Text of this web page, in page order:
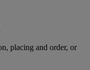
placing and order, or